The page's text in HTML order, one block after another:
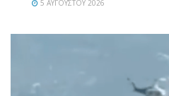
5 ΑΥΓΟΎΣΤΟΥ 2026